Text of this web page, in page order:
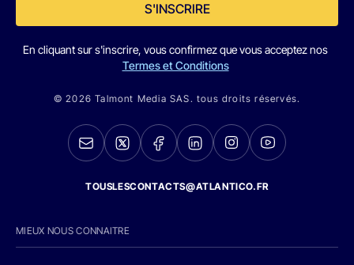
S'INSCRIRE
En cliquant sur s'inscrire, vous confirmez que vous acceptez nos
Termes et Conditions
© 2026 Talmont Media SAS. tous droits réservés.
TOUSLESCONTACTS@ATLANTICO.FR
MIEUX NOUS CONNAITRE